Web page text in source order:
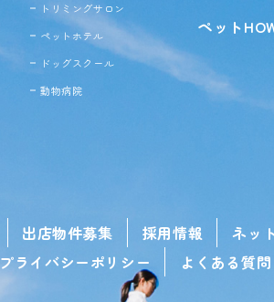
トリミングサロン
ペットホテル
ドッグスクール
動物病院
ペット
出店物件募集 採用情報 ネッ
プライバシーポリシー
よくある質問